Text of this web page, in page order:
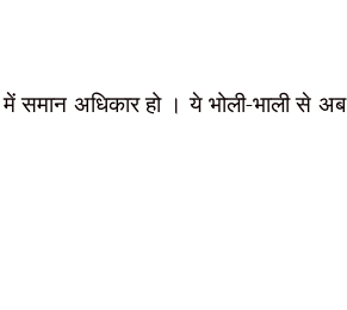
समान अधिकार हो । ये भोली-भाली से अब